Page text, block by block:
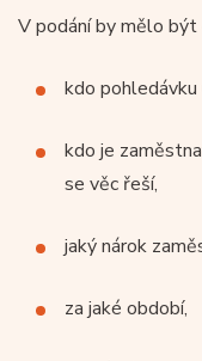
V podání by mělo být
kdo
kdo je
se věc řeší,
jaký nárok
za jaké období,